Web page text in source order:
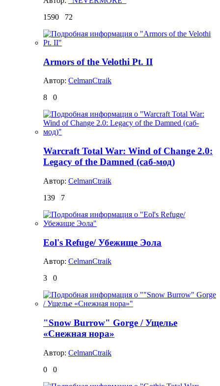
1590
72
Armors of the Velothi Pt. II
Автор: CelmanCtraik
8
0
Warcraft Total War: Wind of Change 2.0:
Legacy of the Damned (саб-мод)
Автор: CelmanCtraik
139
7
Eol's Refuge/ Убежище Эола
Автор: CelmanCtraik
3
0
"Snow Burrow" Gorge / Ущелье
«Снежная нора»
Автор: CelmanCtraik
0
0